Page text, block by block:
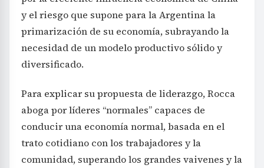
y el riesgo que supone para la Argentina la
primarización de su economía, subrayando la
necesidad de un modelo productivo sólido y
diversificado.
Para explicar su propuesta de liderazgo, Rocca
aboga por líderes “normales” capaces de
conducir una economía normal, basada en el
trato cotidiano con los trabajadores y la
comunidad, superando los grandes vaivenes y la